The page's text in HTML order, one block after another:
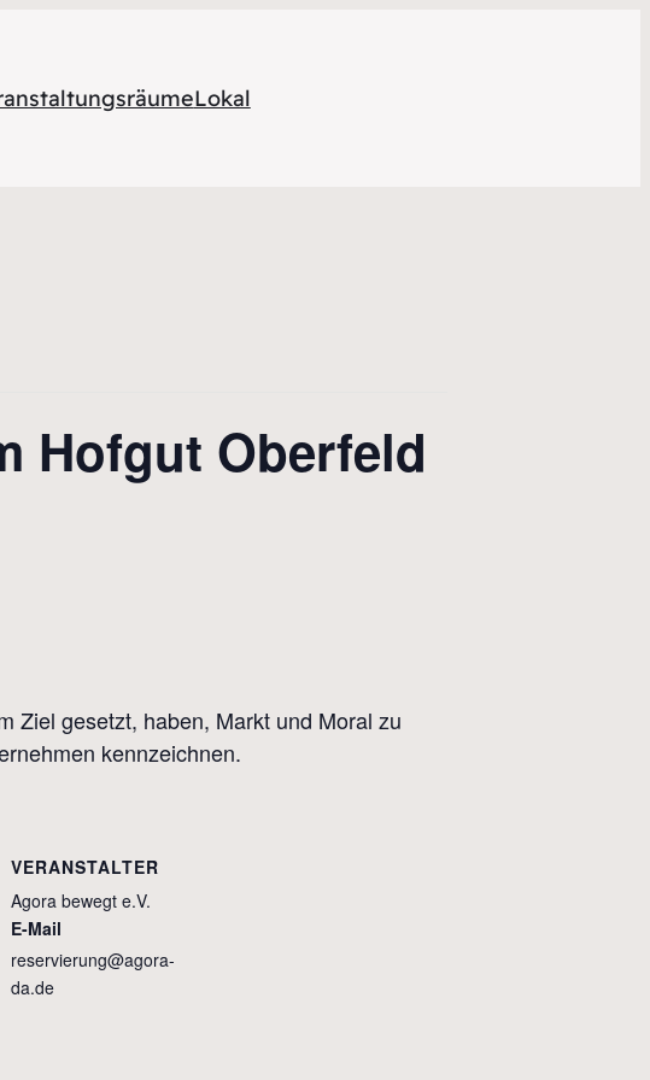
Lokal
Hofgut Oberfeld
Ziel gesetzt, haben, Markt und Moral zu
kennzeichnen.
VERANSTALTER
Agora bewegt e.V.
E-Mail
reservierung@agora-
da.de